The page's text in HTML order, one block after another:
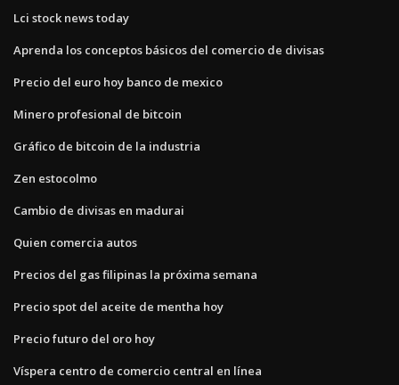
Lci stock news today
Aprenda los conceptos básicos del comercio de divisas
Precio del euro hoy banco de mexico
Minero profesional de bitcoin
Gráfico de bitcoin de la industria
Zen estocolmo
Cambio de divisas en madurai
Quien comercia autos
Precios del gas filipinas la próxima semana
Precio spot del aceite de mentha hoy
Precio futuro del oro hoy
Víspera centro de comercio central en línea